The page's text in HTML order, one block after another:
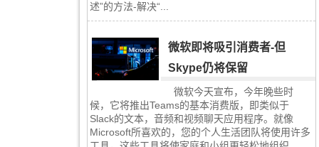
述”的方法-解决“...
微软即将吸引消费者-但
Skype仍将保留
微软今天宣布，今年晚些时
候，它将推出Teams的基本消费版，即类似于
Slack的文本，音频和视频聊天应用程序。就像
Microsoft所喜欢的，您的个人生活团队将使用许多